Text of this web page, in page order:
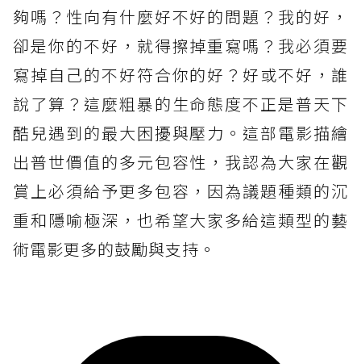
夠嗎？性向有什麼好不好的問題？我的好，
卻是你的不好，就得擦掉重寫嗎？我必須要
寫掉自己的不好符合你的好？好或不好，誰
說了算？這麼粗暴的生命態度不正是普天下
酷兒遇到的最大困擾與壓力。這部電影描繪
出普世價值的多元包容性，我認為大家在觀
賞上必須給予更多包容，因為議題種類的沉
重和隱喻極深，也希望大家多給這類型的藝
術電影更多的鼓勵與支持。